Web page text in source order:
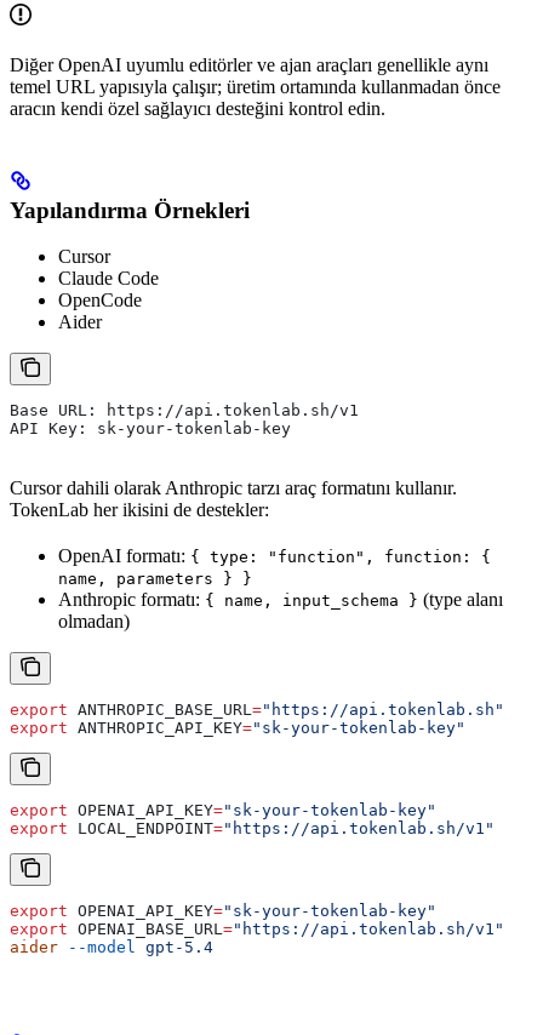
Diğer OpenAI uyumlu editörler ve ajan araçları genellikle aynı
temel URL yapısıyla çalışır; üretim ortamında kullanmadan önce
aracın kendi özel sağlayıcı desteğini kontrol edin.
Yapılandırma Örnekleri
Cursor
Claude Code
OpenCode
Aider
Base URL: https://api.tokenlab.sh/v1
API Key: sk-your-tokenlab-key
Cursor dahili olarak Anthropic tarzı araç formatını kullanır.
TokenLab her ikisini de destekler:
OpenAI formatı: { type: "function", function: {
name, parameters } }
Anthropic formatı: { name, input_schema } (type alanı
olmadan)
export ANTHROPIC_BASE_URL="https://api.tokenlab.sh"
export ANTHROPIC_API_KEY="sk-your-tokenlab-key"
export OPENAI_API_KEY="sk-your-tokenlab-key"
export LOCAL_ENDPOINT="https://api.tokenlab.sh/v1"
export OPENAI_API_KEY="sk-your-tokenlab-key"
export OPENAI_BASE_URL="https://api.tokenlab.sh/v1"
aider --model gpt-5.4